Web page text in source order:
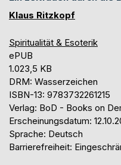
Klaus Ritzkopf
Spiritualität & Esoterik
ePUB
1.023,5 KB
DRM: Wasserzeichen
ISBN-13: 9783732261215
Verlag: BoD - Books on
Erscheinungsdatum:
Sprache: Deutsch
Barrierefreiheit: